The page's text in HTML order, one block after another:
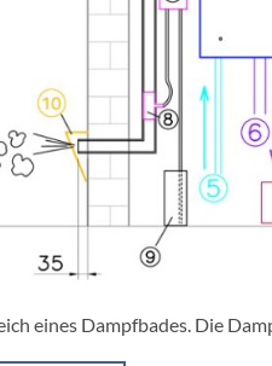
eines Dampfbades. Die